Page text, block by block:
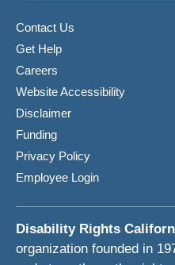
Contact Us
Get Help
Careers
Website Accessibility
Disclaimer
Funding
Privacy Policy
Employee Login
Disability Rights
organization founded in